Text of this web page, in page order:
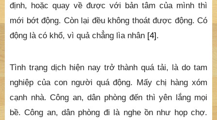
định, hoặc quay về được với bản tâm của mình thì
mới bớt động. Còn lại đều không thoát được động. Có
động là có khổ, vì quả chẳng lìa nhân [4].
Tình trạng dịch hiện nay trở thành quá tải, là do tam
nghiệp của con người quá động. Mấy chị hàng xóm
cạnh nhà. Công an, dân phòng đến thì yên lắng mọi
bề. Công an, dân phòng đi là nghe ồn như họp chợ.